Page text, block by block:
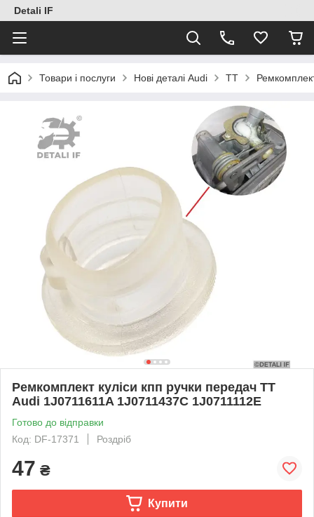
Detali IF
Товари і послуги Нові деталі Audi TT
Ремкомплект куліси кпп ручки передач TT
Audi 1J0711611A 1J0711437C 1J0711112E
Готово до відправки
Код: DF-17371
Роздріб
47 ₴
Купити